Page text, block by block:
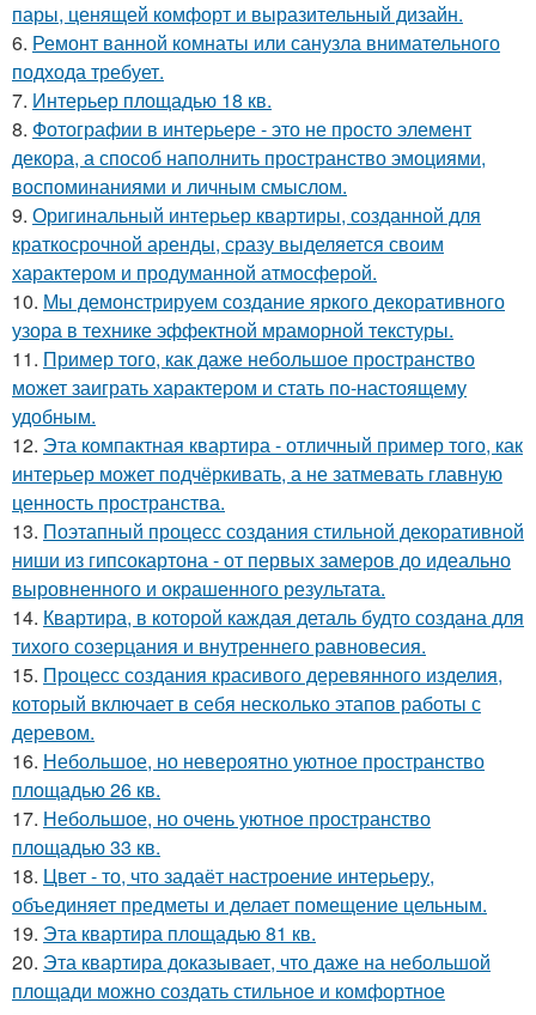
пары, ценящей комфорт и выразительный дизайн.
6. Ремонт ванной комнаты или санузла внимательного
подхода требует.
7. Интерьер площадью 18 кв.
8. Фотографии в интерьере - это не просто элемент
декора, а способ наполнить пространство эмоциями,
воспоминаниями и личным смыслом.
9. Оригинальный интерьер квартиры, созданной для
краткосрочной аренды, сразу выделяется своим
характером и продуманной атмосферой.
10. Мы демонстрируем создание яркого декоративного
узора в технике эффектной мраморной текстуры.
11. Пример того, как даже небольшое пространство
может заиграть характером и стать по-настоящему
удобным.
12. Эта компактная квартира - отличный пример того, как
интерьер может подчёркивать, а не затмевать главную
ценность пространства.
13. Поэтапный процесс создания стильной декоративной
ниши из гипсокартона - от первых замеров до идеально
выровненного и окрашенного результата.
14. Квартира, в которой каждая деталь будто создана для
тихого созерцания и внутреннего равновесия.
15. Процесс создания красивого деревянного изделия,
который включает в себя несколько этапов работы с
деревом.
16. Небольшое, но невероятно уютное пространство
площадью 26 кв.
17. Небольшое, но очень уютное пространство
площадью 33 кв.
18. Цвет - то, что задаёт настроение интерьеру,
объединяет предметы и делает помещение цельным.
19. Эта квартира площадью 81 кв.
20. Эта квартира доказывает, что даже на небольшой
площади можно создать стильное и комфортное